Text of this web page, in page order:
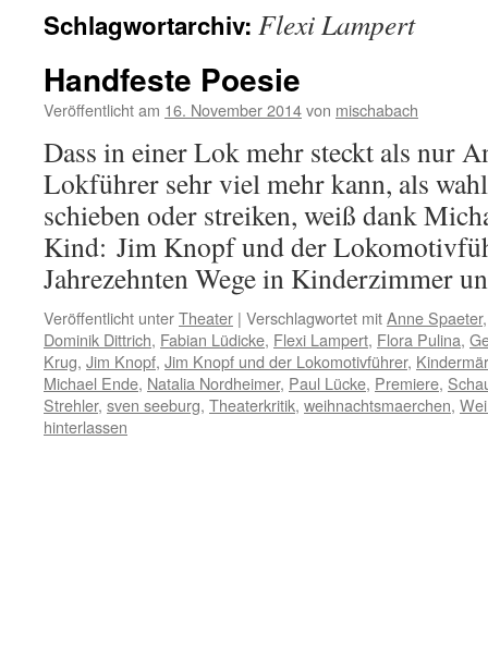
Schlagwortarchiv: Flexi Lampert
Handfeste Poesie
Veröffentlicht am 16. November 2014von mischabach
Dass in einer Lok mehr steckt als nur
Lokführer sehr viel mehr kann, als
schieben oder streiken, weiß dank
Kind: Jim Knopf und der
Jahrezehnten Wege in Kinderzimmer
Veröffentlicht unterTheater | Verschlagwortet mitAnne Spaeter
Dominik Dittrich, Fabian Lüdicke, Flexi Lampert, Flora Pulina,
Krug, Jim Knopf, Jim Knopf und der Lokomotivführer,
Michael Ende, Natalia Nordheimer, Paul Lücke, Premiere,
Strehler, sven seeburg, Theaterkritik, weihnachtsmaerchen,
hinterlassen